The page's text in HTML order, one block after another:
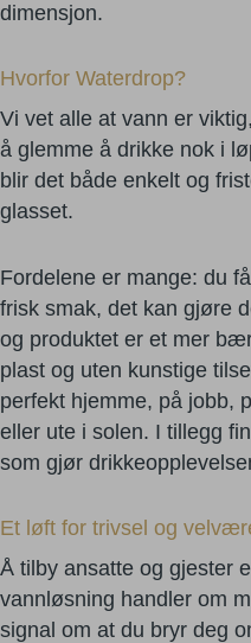
dimensjon.
Hvorfor Waterdrop?
Vi vet alle at vann er
å glemme å drikke nok i
blir det både enkelt og
glasset.
Fordelene er mange: du
frisk smak, det kan gjøre
og produktet er et mer
plast og uten kunstige
perfekt hjemme, på jobb,
eller ute i solen. I tillegg
som gjør
Et løft for trivsel og
Å tilby ansatte og gjester
vannløsning handler om
signal om at du bryr deg